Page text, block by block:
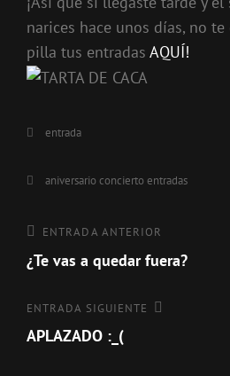
narices hace unos días, no
pilla tus entradas AQUÍ!
Categorías
entrada
Etiquetas,
aniversario concierto entradas
Navegación
de
Entrada
anterior
ENTRADA ANTERIOR
¿Te vas a quedar fuera?
Entrada
siguiente
ENTRADA SIGUIENTE
APLAZADO :_(